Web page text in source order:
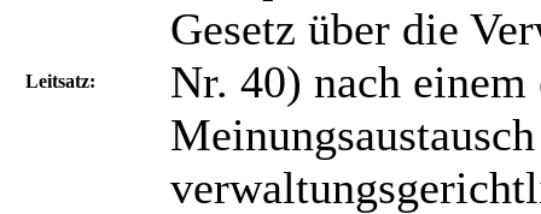
Leitsatz:
Gesetz über die
Nr. 40) nach einem